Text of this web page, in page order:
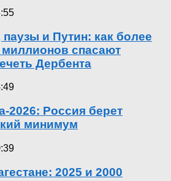
и Путин: как более
миллионов спасают
Дербента
2026: Россия берет
минимум
2025 и 2000